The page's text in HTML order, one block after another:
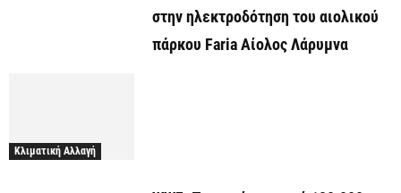
στην ηλεκτροδότηση του αιολικού
πάρκου Faria Αίολος Λάρυμνα
Κλιματική Αλλαγή